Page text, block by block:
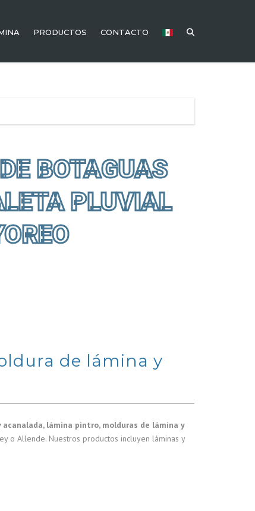
PRODUCTOS CONTACTO
BOTAGUAS
PLUVIAL
de lámina y
lámina pintro, molduras de lámina y
o Allende. Nuestros productos incluyen láminas y